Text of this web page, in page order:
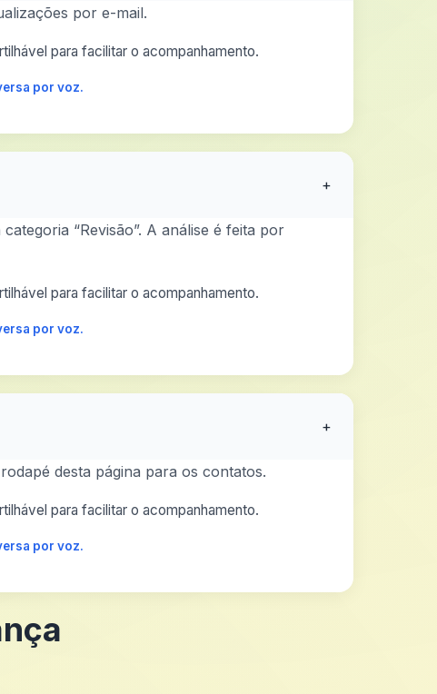
por e-mail.
para facilitar o acompanhamento.
por voz.
+
“Revisão”. A análise é feita por
para facilitar o acompanhamento.
por voz.
+
desta página para os contatos.
para facilitar o acompanhamento.
por voz.